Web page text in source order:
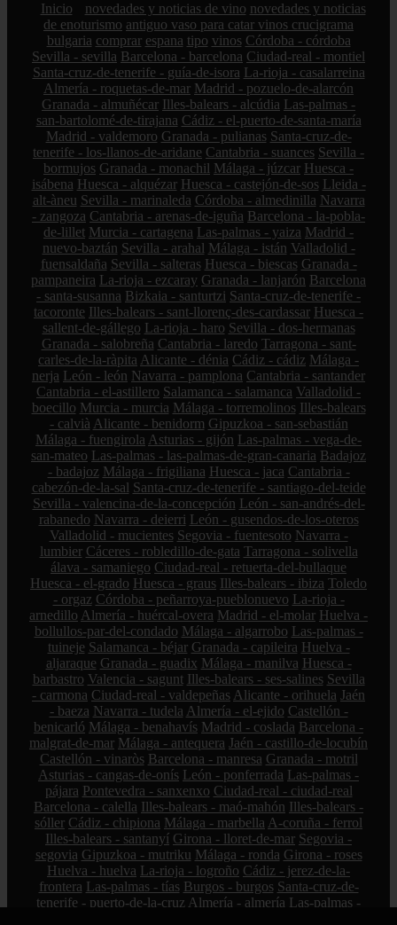
Inicio novedades y noticias de vino novedades y noticias
de enoturismo antiguo vaso para catar vinos crucigrama
bulgaria comprar espana tipo vinos Córdoba - córdoba
Sevilla - sevilla Barcelona - barcelona Ciudad-real - montiel
Santa-cruz-de-tenerife - guía-de-isora La-rioja - casalarreina
Almería - roquetas-de-mar Madrid - pozuelo-de-alarcón
Granada - almuñécar Illes-balears - alcúdia Las-palmas -
san-bartolomé-de-tirajana Cádiz - el-puerto-de-santa-maría
Madrid - valdemoro Granada - pulianas Santa-cruz-de-
tenerife - los-llanos-de-aridane Cantabria - suances Sevilla -
bormujos Granada - monachil Málaga - júzcar Huesca -
isábena Huesca - alquézar Huesca - castejón-de-sos Lleida -
alt-àneu Sevilla - marinaleda Córdoba - almedinilla Navarra
- zangoza Cantabria - arenas-de-iguña Barcelona - la-pobla-
de-lillet Murcia - cartagena Las-palmas - yaiza Madrid -
nuevo-baztán Sevilla - arahal Málaga - istán Valladolid -
fuensaldaña Sevilla - salteras Huesca - biescas Granada -
pampaneira La-rioja - ezcaray Granada - lanjarón Barcelona
- santa-susanna Bizkaia - santurtzi Santa-cruz-de-tenerife -
tacoronte Illes-balears - sant-llorenç-des-cardassar Huesca -
sallent-de-gállego La-rioja - haro Sevilla - dos-hermanas
Granada - salobreña Cantabria - laredo Tarragona - sant-
carles-de-la-ràpita Alicante - dénia Cádiz - cádiz Málaga -
nerja León - león Navarra - pamplona Cantabria - santander
Cantabria - el-astillero Salamanca - salamanca Valladolid -
boecillo Murcia - murcia Málaga - torremolinos Illes-balears
- calvià Alicante - benidorm Gipuzkoa - san-sebastián
Málaga - fuengirola Asturias - gijón Las-palmas - vega-de-
san-mateo Las-palmas - las-palmas-de-gran-canaria Badajoz
- badajoz Málaga - frigiliana Huesca - jaca Cantabria -
cabezón-de-la-sal Santa-cruz-de-tenerife - santiago-del-teide
Sevilla - valencina-de-la-concepción León - san-andrés-del-
rabanedo Navarra - deierri León - gusendos-de-los-oteros
Valladolid - mucientes Segovia - fuentesoto Navarra -
lumbier Cáceres - robledillo-de-gata Tarragona - solivella
álava - samaniego Ciudad-real - retuerta-del-bullaque
Huesca - el-grado Huesca - graus Illes-balears - ibiza Toledo
- orgaz Córdoba - peñarroya-pueblonuevo La-rioja -
arnedillo Almería - huércal-overa Madrid - el-molar Huelva -
bollullos-par-del-condado Málaga - algarrobo Las-palmas -
tuineje Salamanca - béjar Granada - capileira Huelva -
aljaraque Granada - guadix Málaga - manilva Huesca -
barbastro Valencia - sagunt Illes-balears - ses-salines Sevilla
- carmona Ciudad-real - valdepeñas Alicante - orihuela Jaén
- baeza Navarra - tudela Almería - el-ejido Castellón -
benicarló Málaga - benahavís Madrid - coslada Barcelona -
malgrat-de-mar Málaga - antequera Jaén - castillo-de-locubín
Castellón - vinaròs Barcelona - manresa Granada - motril
Asturias - cangas-de-onís León - ponferrada Las-palmas -
pájara Pontevedra - sanxenxo Ciudad-real - ciudad-real
Barcelona - calella Illes-balears - maó-mahón Illes-balears -
sóller Cádiz - chipiona Málaga - marbella A-coruña - ferrol
Illes-balears - santanyí Girona - lloret-de-mar Segovia -
segovia Gipuzkoa - mutriku Málaga - ronda Girona - roses
Huelva - huelva La-rioja - logroño Cádiz - jerez-de-la-
frontera Las-palmas - tías Burgos - burgos Santa-cruz-de-
tenerife - puerto-de-la-cruz Almería - almería Las-palmas -